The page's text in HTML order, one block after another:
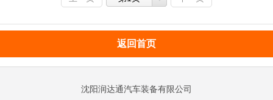
返回首页
沈阳润达通汽车装备有限公司